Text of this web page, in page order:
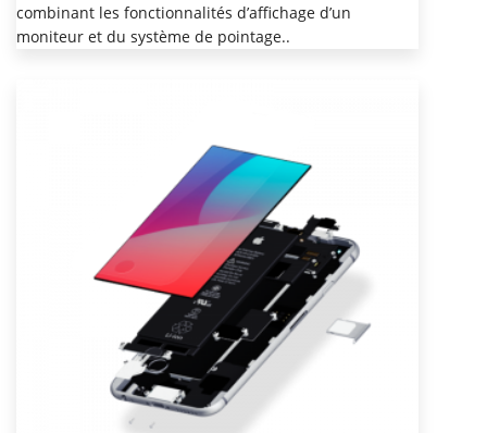
combinant les fonctionnalités d’affichage d’un
moniteur et du système de pointage..